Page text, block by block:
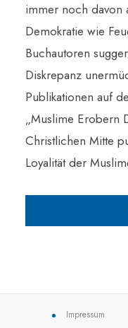
immer noch davon
Demokratie wie
Buchautoren
Diskrepanz
Publikationen auf
„Muslime Erobern
Christlichen Mitte
Loyalität der
Impressum